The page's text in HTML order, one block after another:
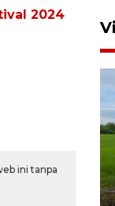
2024
ini tanpa